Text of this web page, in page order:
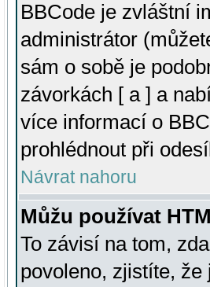
BBCode je zvláštní
administrátor
sám o sobě je
závorkách [ a ] a
více informací o
prohlédnout při
Návrat nahoru
Můžu používat
To závisí na tom,
povoleno, zjistíte,